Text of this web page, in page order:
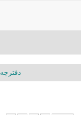
دفترچه